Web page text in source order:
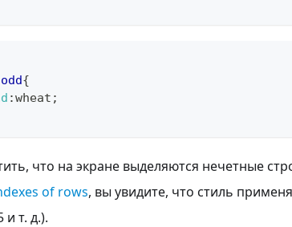
{
:wheat ;
что на экране выделяются нечетные
of rows, вы увидите, что стиль
и т. д.).